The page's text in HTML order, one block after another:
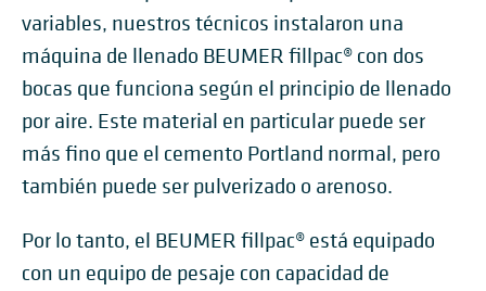
variables, nuestros técnicos instalaron una
máquina de llenado BEUMER fillpac® con dos
bocas que funciona según el principio de llenado
por aire. Este material en particular puede ser
más fino que el cemento Portland normal, pero
también puede ser pulverizado o arenoso.
Por lo tanto, el BEUMER fillpac® está equipado
con un equipo de pesaje con capacidad de